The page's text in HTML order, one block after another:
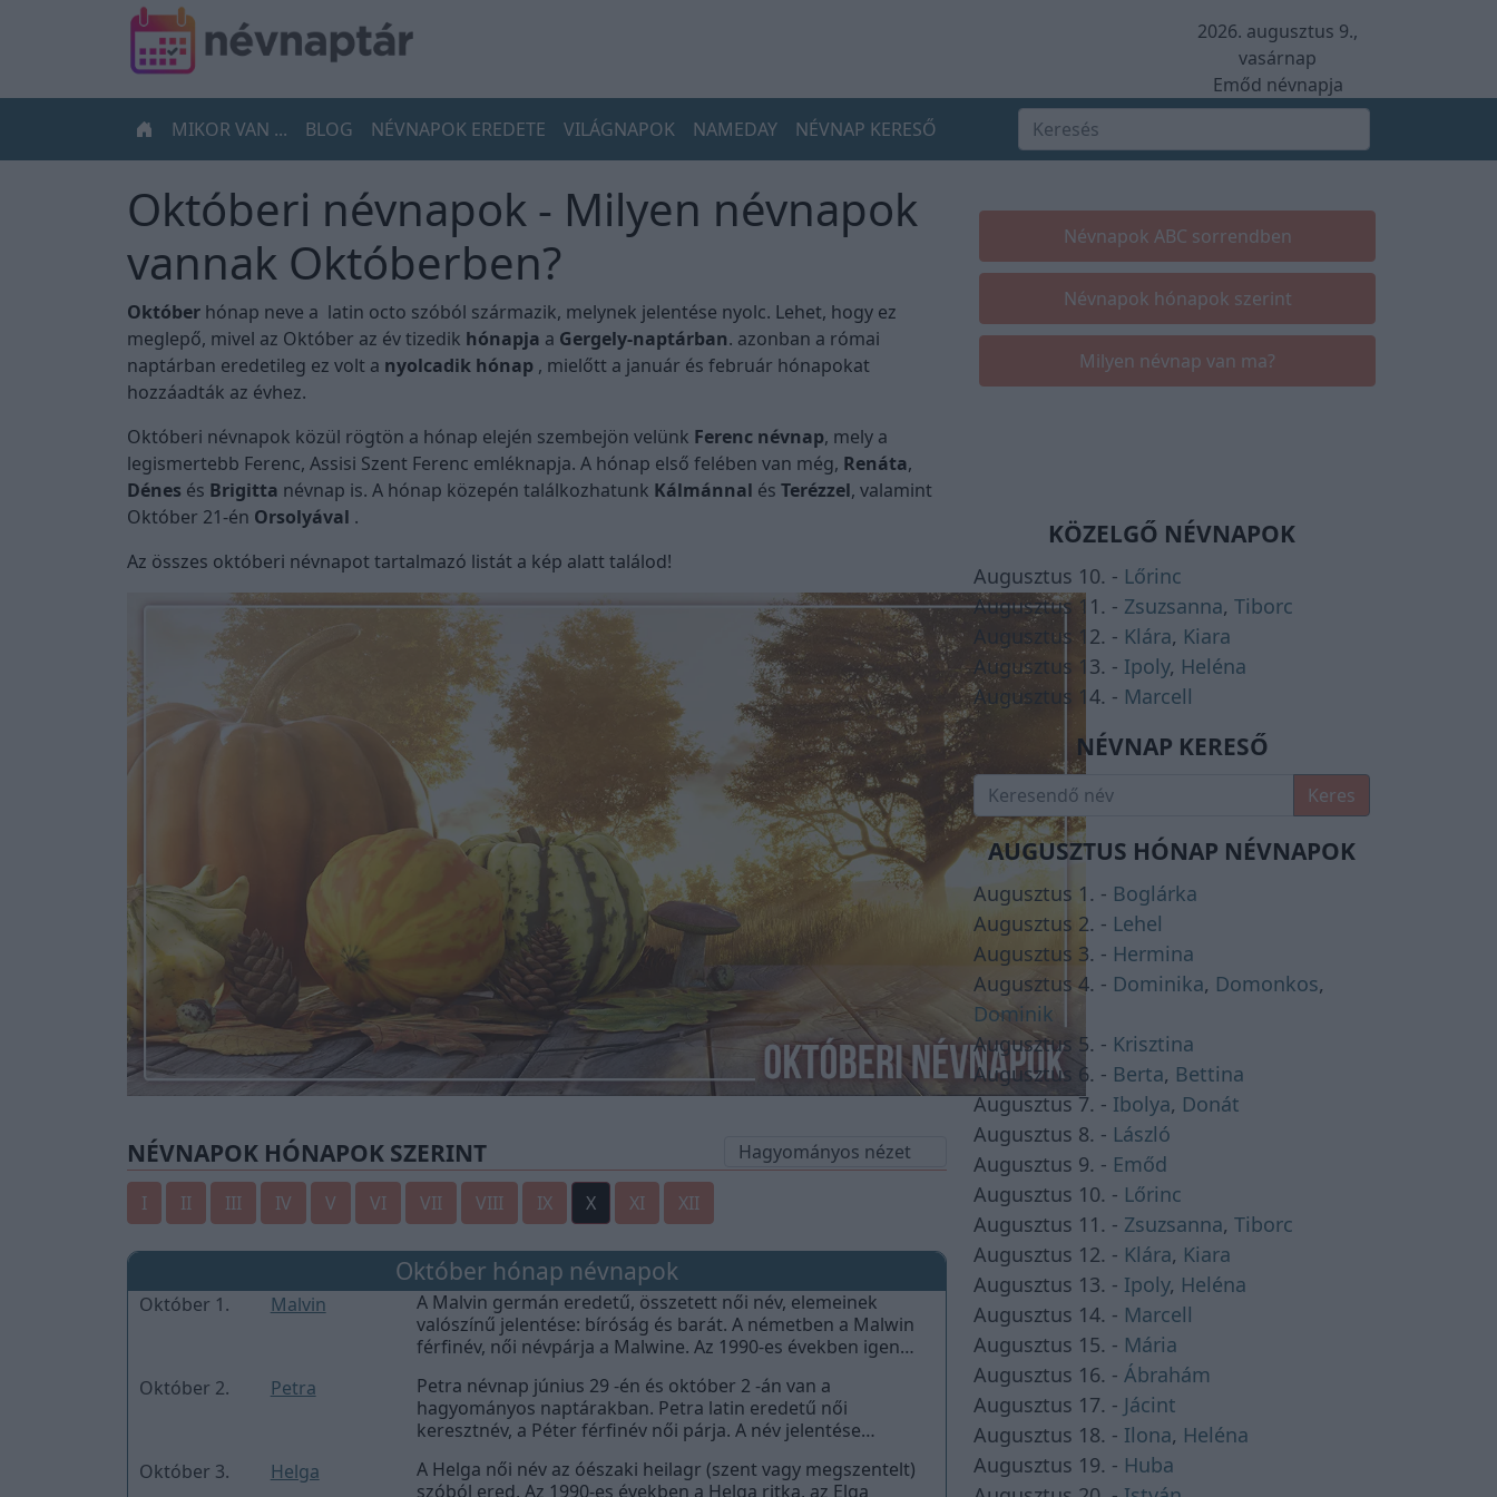
2026. augusztus 9.,
vasárnap
Emőd névnapja
MIKOR VAN ...
BLOG NÉVNAPOK EREDETE VILÁGNAPOK NAMEDAY NÉVNAP KERESŐ
Októberi névnapok - Milyen névnapok
vannak Októberben?
Október hónap neve a latin octo szóból származik, melynek jelentése nyolc. Lehet, hogy ez
meglepő, mivel az Október az év tizedik hónapja a Gergely-naptárban. azonban a római
naptárban eredetileg ez volt a nyolcadik hónap , mielőtt a január és február hónapokat
hozzáadták az évhez.
Októberi névnapok közül rögtön a hónap elején szembejön velünk Ferenc névnap, mely a
legismertebb Ferenc, Assisi Szent Ferenc emléknapja. A hónap első felében van még, Renáta,
Dénes és Brigitta névnap is. A hónap közepén találkozhatunk Kálmánnal és Terézzel, valamint
Október 21-én Orsolyával .
Az összes októberi névnapot tartalmazó listát a kép alatt találod!
NÉVNAPOK HÓNAPOK SZERINT
I II III IV V VI VII VIII IX X XI XII
Október hónap névnapok
Október 1. Malvin
A Malvin germán eredetű, összetett női név, elemeinek
valószínű jelentése: bíróság és barát. A németben a Malwin
férfinév, női névpárja a Malwine. Az 1990-es években igen
leggyakoribb női név között.
Október 2. Petra
Petra névnap június 29 -én és október 2 -án van a
hagyományos naptárakban. Petra latin eredetű női
keresztnév, a Péter férfinév női párja. A név jelentése
Péter. Petra név gyakorisága és becézése Az 1990-es években
Október 3. Helga
A Helga női név az óészaki heilagr (szent vagy megszentelt)
szóból ered. Az 1990-es években a Helga ritka, az Elga
Névnapok ABC sorrendben
Névnapok hónapok szerint
Milyen névnap van ma?
KÖZELGŐ NÉVNAPOK
Augusztus 10. - Lőrinc
Augusztus 11. - Zsuzsanna, Tiborc
Augusztus 12. - Klára, Kiara
Augusztus 13. - Ipoly, Heléna
Augusztus 14. - Marcell
NÉVNAP KERESŐ
Keres
AUGUSZTUS HÓNAP NÉVNAPOK
Augusztus 1. - Boglárka
Augusztus 2. - Lehel
Augusztus 3. - Hermina
Augusztus 4. - Dominika, Domonkos,
Dominik
Augusztus 5. - Krisztina
Augusztus 6. - Berta, Bettina
Augusztus 7. - Ibolya, Donát
Augusztus 8. - László
Augusztus 9. - Emőd
Augusztus 10. - Lőrinc
Augusztus 11. - Zsuzsanna, Tiborc
Augusztus 12. - Klára, Kiara
Augusztus 13. - Ipoly, Heléna
Augusztus 14. - Marcell
Augusztus 15. - Mária
Augusztus 16. - Ábrahám
Augusztus 17. - Jácint
Augusztus 18. - Ilona, Heléna
Augusztus 19. - Huba